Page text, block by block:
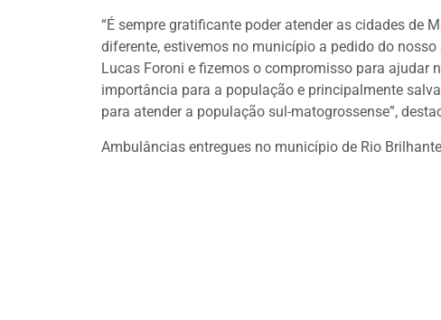
“É sempre gratificante poder atender as cidades de
diferente, estivemos no município a pedido do
Lucas Foroni e fizemos o compromisso para ajudar
importância para a população e principalmente
para atender a população sul-matogrossense”,
Ambulâncias entregues no município de Rio